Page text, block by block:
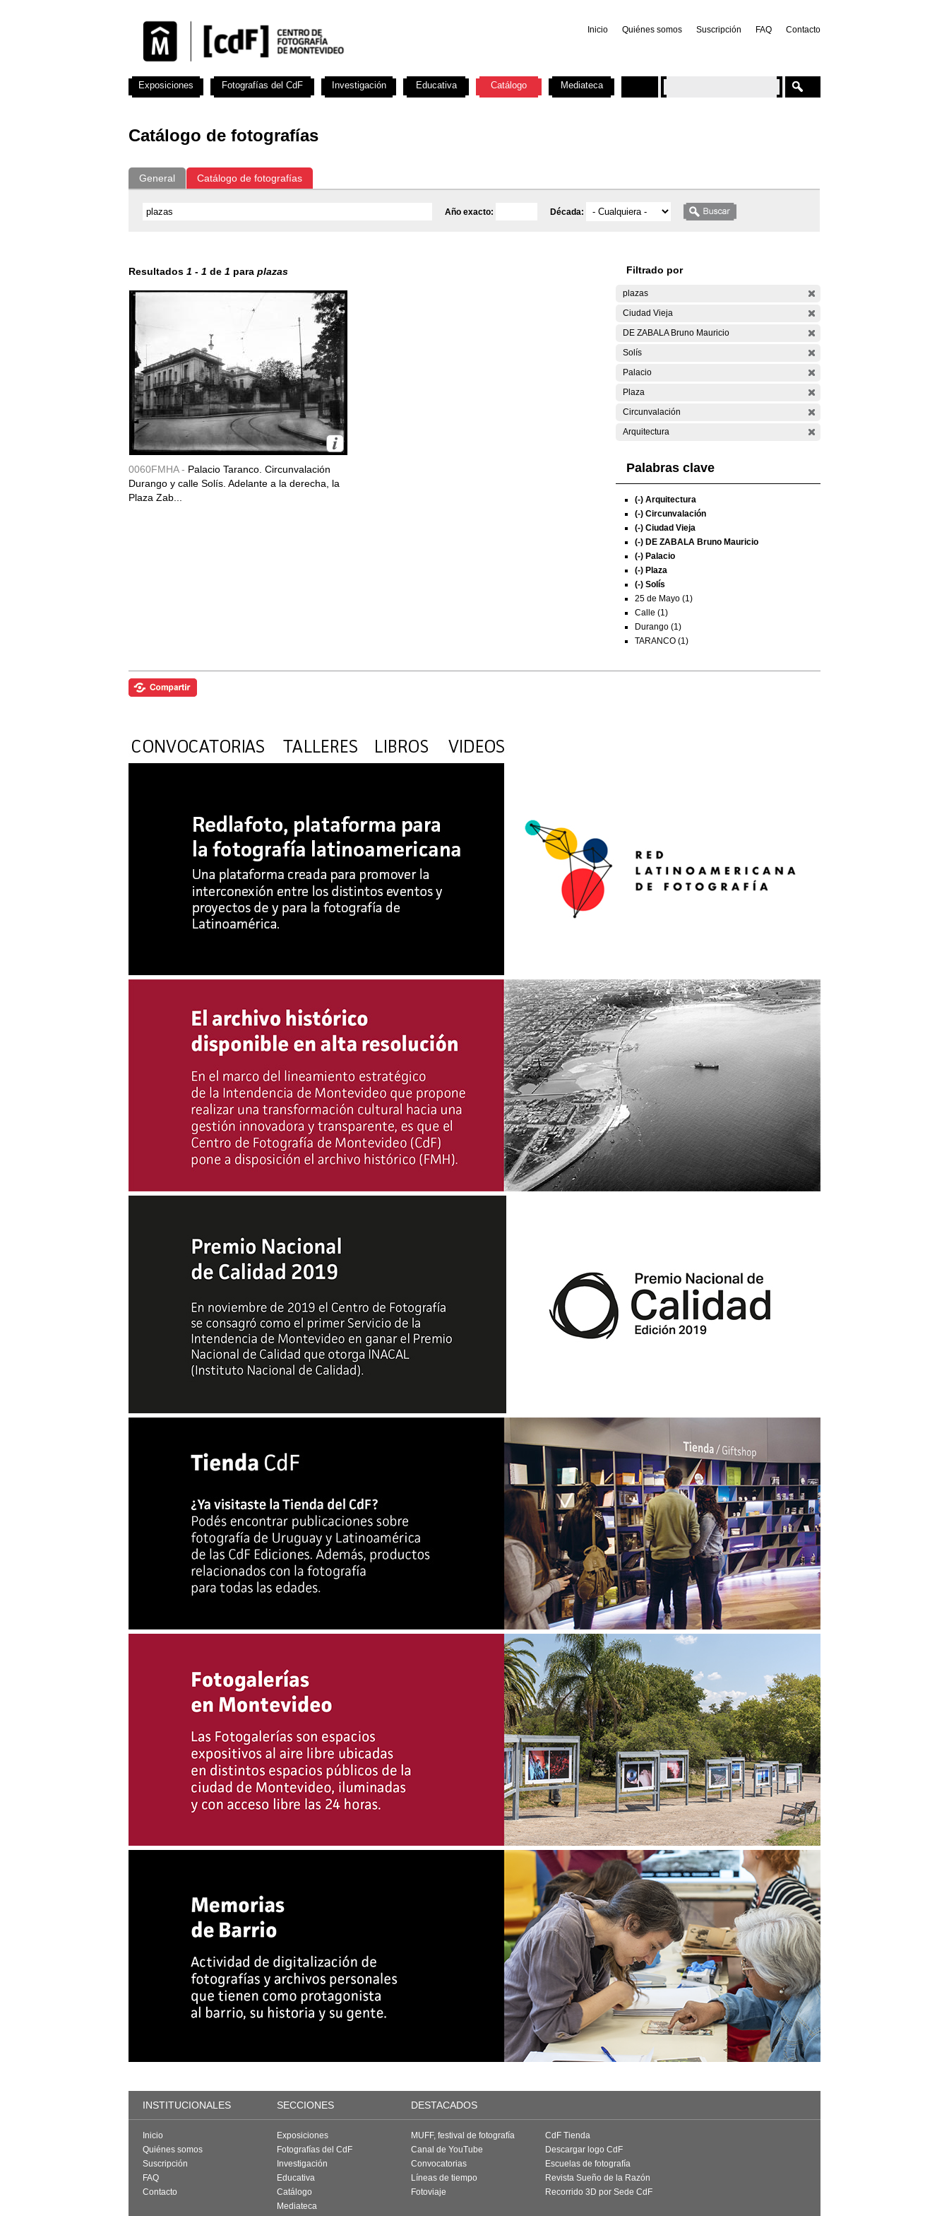
Inicio Quiénes somos Suscripción FAQ Contacto
Catálogo de fotografías
General Catálogo de fotografías
Año exacto: Década:
Resultados 1 - 1 de 1 para plazas
0060FMHA - Palacio Taranco. Circunvalación
Durango y calle Solís. Adelante a la derecha, la
Plaza Zab...
Filtrado por
plazas
Ciudad Vieja
DE ZABALA Bruno Mauricio
Solís
Palacio
Plaza
Circunvalación
Arquitectura
Palabras clave
(-) Arquitectura
(-) Circunvalación
(-) Ciudad Vieja
(-) DE ZABALA Bruno Mauricio
(-) Palacio
(-) Plaza
(-) Solís
25 de Mayo (1)
Calle (1)
Durango (1)
TARANCO (1)
Exposiciones Fotografías del CdF Investigación Educativa Catálogo Mediateca
INSTITUCIONALES SECCIONES DESTACADOS
Inicio
Quiénes somos
Suscripción
FAQ
Contacto
Exposiciones
Fotografías del CdF
Investigación
Educativa
Catálogo
Mediateca
MUFF, festival de fotografía
Canal de YouTube
Convocatorias
Líneas de tiempo
Fotoviaje
CdF Tienda
Descargar logo CdF
Escuelas de fotografía
Revista Sueño de la Razón
Recorrido 3D por Sede CdF